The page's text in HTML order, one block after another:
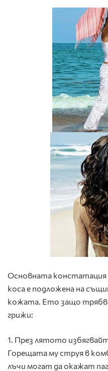
Основната
коса е подложена на
кожата. Ето защо
грижи:
1. През лятото
Горещата му струя в
лъчи могат да окажат